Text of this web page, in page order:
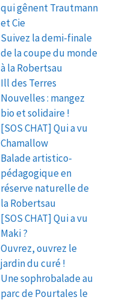
qui gênent Trautmann
et Cie
Suivez la demi-finale
de la coupe du monde
à la Robertsau
Ill des Terres
Nouvelles : mangez
bio et solidaire !
[SOS CHAT] Qui a vu
Chamallow
Balade artistico-
pédagogique en
réserve naturelle de
la Robertsau
[SOS CHAT] Qui a vu
Maki ?
Ouvrez, ouvrez le
jardin du curé !
Une sophrobalade au
parc de Pourtales le